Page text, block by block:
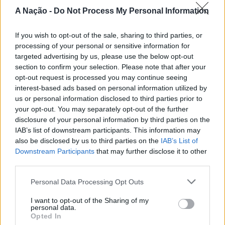
A Nação - Do Not Process My Personal Information
If you wish to opt-out of the sale, sharing to third parties, or
processing of your personal or sensitive information for
targeted advertising by us, please use the below opt-out
section to confirm your selection. Please note that after your
opt-out request is processed you may continue seeing
interest-based ads based on personal information utilized by
us or personal information disclosed to third parties prior to
your opt-out. You may separately opt-out of the further
disclosure of your personal information by third parties on the
IAB’s list of downstream participants. This information may
also be disclosed by us to third parties on the IAB’s List of
Downstream Participants that may further disclose it to other
Personal Data Processing Opt Outs
I want to opt-out of the Sharing of my
personal data.
Opted In
Nova de Milfontes e Ericeira.
A iniciativa pretende aproximar a prática dos desportos
de vento das comunidades costeiras, promovendo o
território através do mar e das suas condições naturais.
Nas palavras de Pedro Mota, De todas as etapas do
Nortada Ocean Rides, este evento é o que mais precisa
da “nortada” como apoio, porque sem vento não há
kitesurf.
A presença da Nortada vai mais uma vez, alem da
competição. O que queremos é fazer parte deste
movimento que promove o encontro entre atletas,
visitantes e a comunidade local. Que a marca Nortada
valorizando o património natural e a relação de
Esposende com o vento e o mar, refere o CEO da
Nortada.
ATUALIDADE
Cinco projetos de Cascais finalistas
em iniciativa europeia
Publicado 23 horas atrás on 05/08/2026
Por
Ígor Lopes
Awards,” a 30 de outubro de 2026, no Centro de
Congressos do Estoril.
Participação cívica, Juventude, Educação, Emprego e